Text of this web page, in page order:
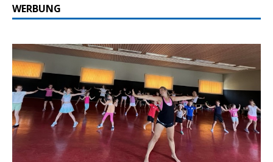
WERBUNG